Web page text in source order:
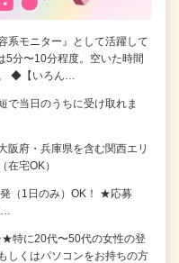
系モニター』として活躍して
5分〜10分程度。空いた時間
◆【いろん…
当日のうちに受け取れま
府・兵庫県を含む関西エリ
在宅OK）
（1日のみ）OK！ ★応募
…
特に20代〜50代の女性の登
くはパソコンをお持ちの方